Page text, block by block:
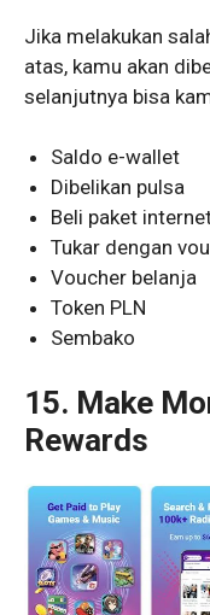
Jika melakukan
atas, kamu akan
selanjutnya bisa
Saldo e-wallet
Dibelikan pulsa
Beli paket
Tukar dengan
Voucher belanja
Token PLN
Sembako
15. Make
Rewards